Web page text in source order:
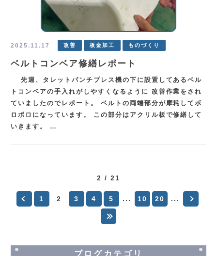
2025.11.17 改善 板金加工 ものづくり
ベルトコンベア修繕レポート
先週、タレットパンチプレス機の下に設置してあるベル
トコンベアの手入れがしやすくなるように 改善作業をされ
ていましたのでレポート。 ベルトの両端部分が摩耗してボ
ロボロになっています。 この部分はアクリル板で修繕して
いきます。 …
2 / 21
1 2 3 4 5 ... 10 20 ...
ブログカテゴリ